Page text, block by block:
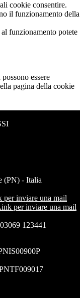
cookie consentire.
il funzionamento della
funzionamento potete
essere
pagina della cookie
(PN) - Italia
per inviare una mail
per inviare una mail
123441